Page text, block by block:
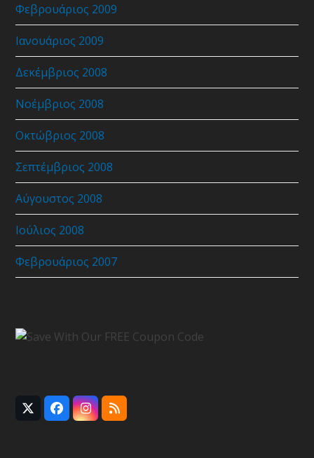
Φεβρουάριος 2009
Ιανουάριος 2009
Δεκέμβριος 2008
Νοέμβριος 2008
Οκτώβριος 2008
Σεπτέμβριος 2008
Αύγουστος 2008
Ιούλιος 2008
Φεβρουάριος 2007
Twitter
(deprecated)
Facebook
Instagram
RSS